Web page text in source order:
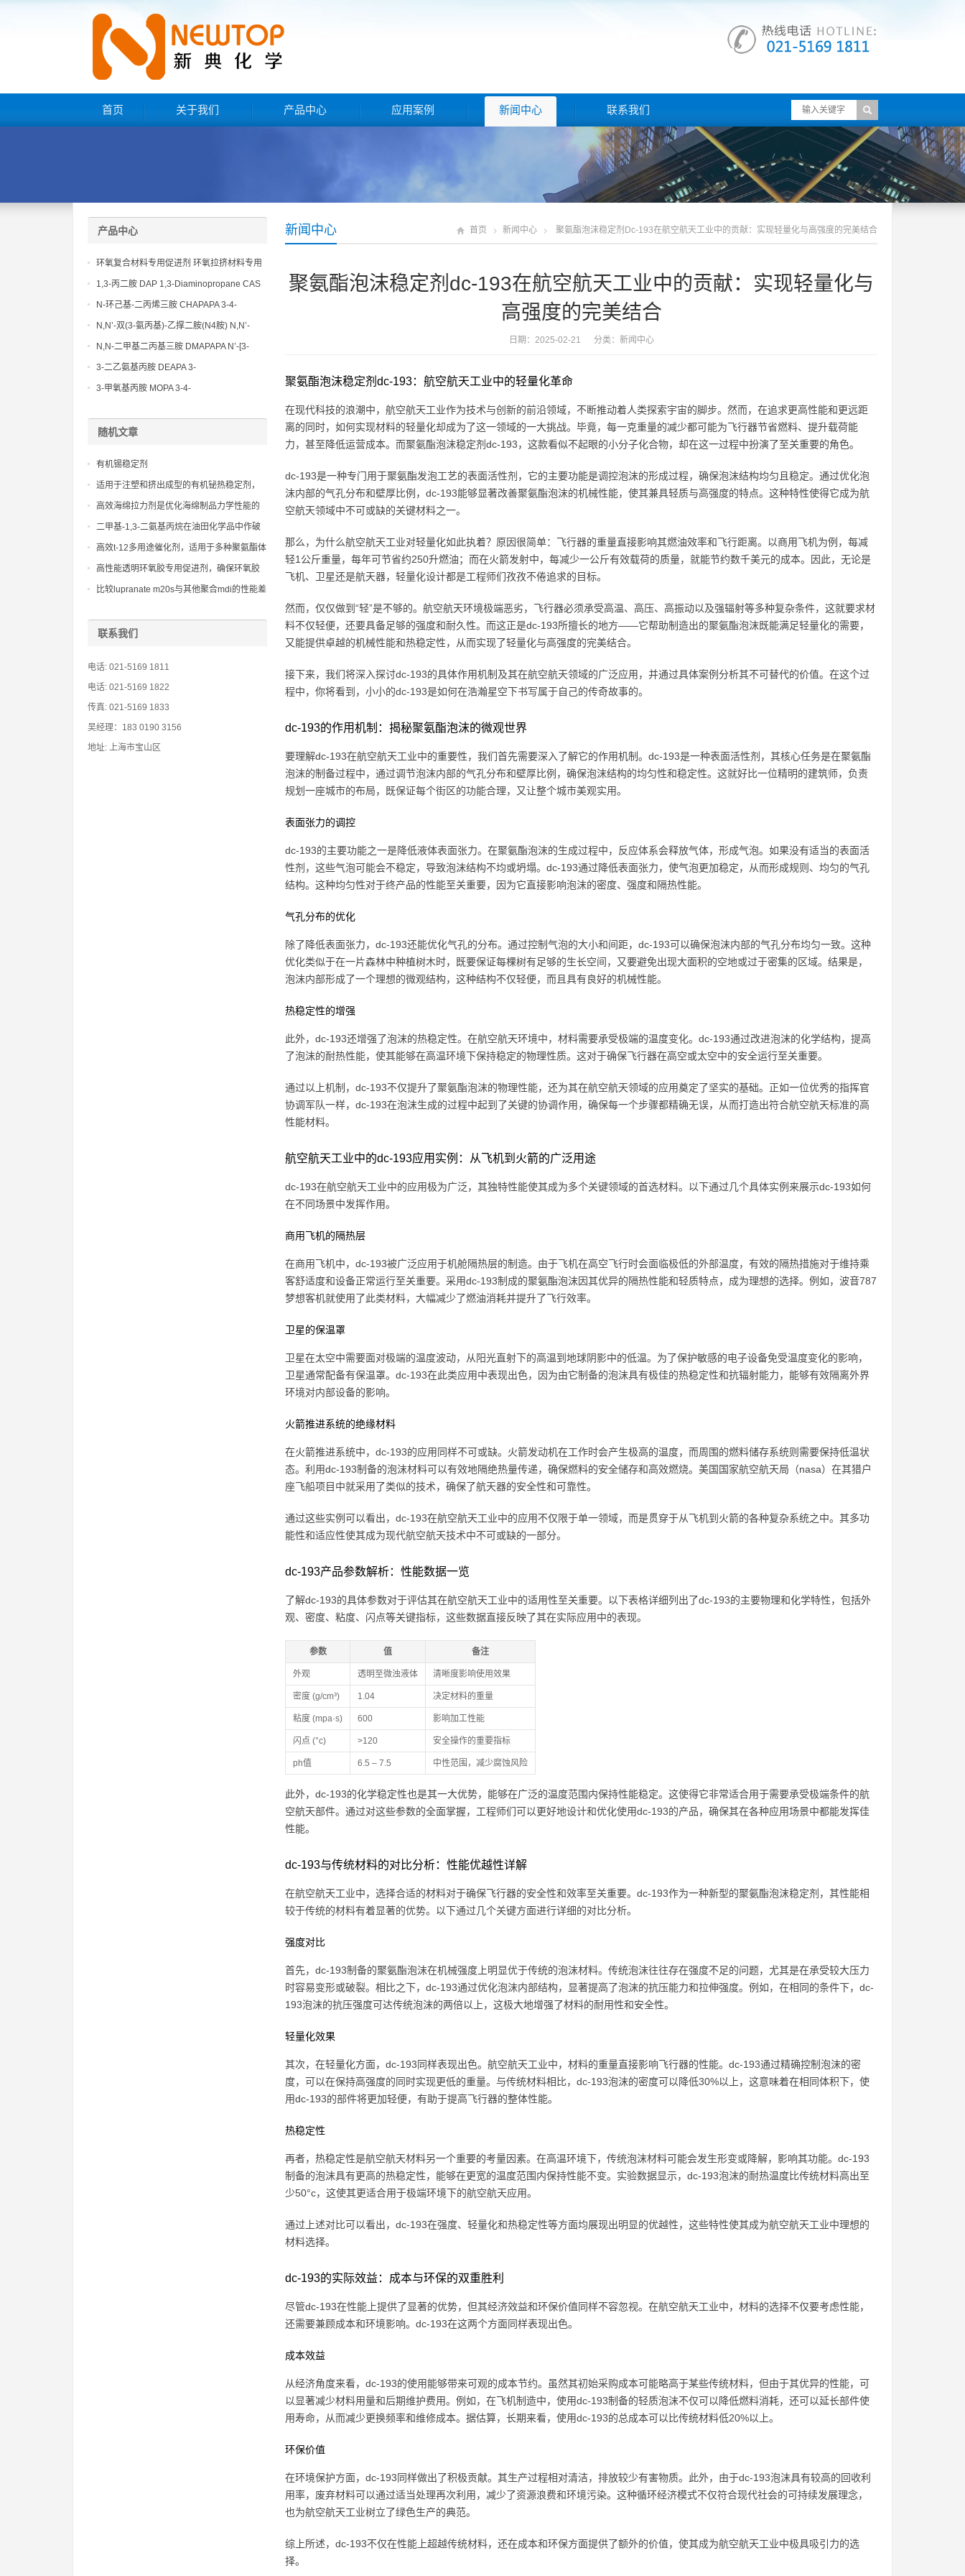
首页 关于我们 产品中心 应用案例 新闻中心 联系我们
新闻中心 首页 新闻中心 聚氨酯泡沫稳定剂dc-193在航空航天工业中的贡献：实现轻量化与高强度的完美结合
聚氨酯泡沫稳定剂dc-193在航空航天工业中的贡献：实现轻量化与
高强度的完美结合
日期：2025-02-21 分类： 新闻中心
聚氨酯泡沫稳定剂dc-193：航空航天工业中的轻量化革命
在现代科技的浪潮中，航空航天工业作为技术与创新的前沿领域，不断推动着人类探索宇宙的脚步。然而，在追求更高性能和更远距
离的同时，如何实现材料的轻量化却成为了这一领域的一大挑战。毕竟，每一克重量的减少都可能为飞行器节省燃料、提升载荷能
力，甚至降低运营成本。而聚氨酯泡沫稳定剂dc-193，这款看似不起眼的小分子化合物，却在这一过程中扮演了至关重要的角色。
dc-193是一种专门用于聚氨酯发泡工艺的表面活性剂，它的主要功能是调控泡沫的形成过程，确保泡沫结构均匀且稳定。通过优化泡
沫内部的气孔分布和壁厚比例，dc-193能够显著改善聚氨酯泡沫的机械性能，使其兼具轻质与高强度的特点。这种特性使得它成为航
空航天领域中不可或缺的关键材料之一。
那么，为什么航空航天工业对轻量化如此执着？原因很简单：飞行器的重量直接影响其燃油效率和飞行距离。以商用飞机为例，每减
轻1公斤重量，每年可节省约250升燃油；而在火箭发射中，每减少一公斤有效载荷的质量，就能节约数千美元的成本。因此，无论是
飞机、卫星还是航天器，轻量化设计都是工程师们孜孜不倦追求的目标。
然而，仅仅做到“轻”是不够的。航空航天环境极端恶劣，飞行器必须承受高温、高压、高振动以及强辐射等多种复杂条件，这就要求材
料不仅轻便，还要具备足够的强度和耐久性。而这正是dc-193所擅长的地方——它帮助制造出的聚氨酯泡沫既能满足轻量化的需要，
又能提供卓越的机械性能和热稳定性，从而实现了轻量化与高强度的完美结合。
接下来，我们将深入探讨dc-193的具体作用机制及其在航空航天领域的广泛应用，并通过具体案例分析其不可替代的价值。在这个过
程中，你将看到，小小的dc-193是如何在浩瀚星空下书写属于自己的传奇故事的。
dc-193的作用机制：揭秘聚氨酯泡沫的微观世界
要理解dc-193在航空航天工业中的重要性，我们首先需要深入了解它的作用机制。dc-193是一种表面活性剂，其核心任务是在聚氨酯
泡沫的制备过程中，通过调节泡沫内部的气孔分布和壁厚比例，确保泡沫结构的均匀性和稳定性。这就好比一位精明的建筑师，负责
规划一座城市的布局，既保证每个街区的功能合理，又让整个城市美观实用。
表面张力的调控
dc-193的主要功能之一是降低液体表面张力。在聚氨酯泡沫的生成过程中，反应体系会释放气体，形成气泡。如果没有适当的表面活
性剂，这些气泡可能会不稳定，导致泡沫结构不均或坍塌。dc-193通过降低表面张力，使气泡更加稳定，从而形成规则、均匀的气孔
结构。这种均匀性对于终产品的性能至关重要，因为它直接影响泡沫的密度、强度和隔热性能。
气孔分布的优化
除了降低表面张力，dc-193还能优化气孔的分布。通过控制气泡的大小和间距，dc-193可以确保泡沫内部的气孔分布均匀一致。这种
优化类似于在一片森林中种植树木时，既要保证每棵树有足够的生长空间，又要避免出现大面积的空地或过于密集的区域。结果是，
泡沫内部形成了一个理想的微观结构，这种结构不仅轻便，而且具有良好的机械性能。
热稳定性的增强
此外，dc-193还增强了泡沫的热稳定性。在航空航天环境中，材料需要承受极端的温度变化。dc-193通过改进泡沫的化学结构，提高
了泡沫的耐热性能，使其能够在高温环境下保持稳定的物理性质。这对于确保飞行器在高空或太空中的安全运行至关重要。
通过以上机制，dc-193不仅提升了聚氨酯泡沫的物理性能，还为其在航空航天领域的应用奠定了坚实的基础。正如一位优秀的指挥官
协调军队一样，dc-193在泡沫生成的过程中起到了关键的协调作用，确保每一个步骤都精确无误，从而打造出符合航空航天标准的高
性能材料。
航空航天工业中的dc-193应用实例：从飞机到火箭的广泛用途
dc-193在航空航天工业中的应用极为广泛，其独特性能使其成为多个关键领域的首选材料。以下通过几个具体实例来展示dc-193如何
在不同场景中发挥作用。
商用飞机的隔热层
在商用飞机中，dc-193被广泛应用于机舱隔热层的制造。由于飞机在高空飞行时会面临极低的外部温度，有效的隔热措施对于维持乘
客舒适度和设备正常运行至关重要。采用dc-193制成的聚氨酯泡沫因其优异的隔热性能和轻质特点，成为理想的选择。例如，波音787
梦想客机就使用了此类材料，大幅减少了燃油消耗并提升了飞行效率。
卫星的保温罩
卫星在太空中需要面对极端的温度波动，从阳光直射下的高温到地球阴影中的低温。为了保护敏感的电子设备免受温度变化的影响，
卫星通常配备有保温罩。dc-193在此类应用中表现出色，因为由它制备的泡沫具有极佳的热稳定性和抗辐射能力，能够有效隔离外界
环境对内部设备的影响。
火箭推进系统的绝缘材料
在火箭推进系统中，dc-193的应用同样不可或缺。火箭发动机在工作时会产生极高的温度，而周围的燃料储存系统则需要保持低温状
态。利用dc-193制备的泡沫材料可以有效地隔绝热量传递，确保燃料的安全储存和高效燃烧。美国国家航空航天局（nasa）在其猎户
座飞船项目中就采用了类似的技术，确保了航天器的安全性和可靠性。
通过这些实例可以看出，dc-193在航空航天工业中的应用不仅限于单一领域，而是贯穿于从飞机到火箭的各种复杂系统之中。其多功
能性和适应性使其成为现代航空航天技术中不可或缺的一部分。
dc-193产品参数解析：性能数据一览
了解dc-193的具体参数对于评估其在航空航天工业中的适用性至关重要。以下表格详细列出了dc-193的主要物理和化学特性，包括外
观、密度、粘度、闪点等关键指标，这些数据直接反映了其在实际应用中的表现。
参数 值 备注
外观 透明至微浊液体 清晰度影响使用效果
密度 (g/cm³) 1.04 决定材料的重量
粘度 (mpa·s) 600 影响加工性能
闪点 (°c) >120 安全操作的重要指标
ph值 6.5 – 7.5 中性范围，减少腐蚀风险
此外，dc-193的化学稳定性也是其一大优势，能够在广泛的温度范围内保持性能稳定。这使得它非常适合用于需要承受极端条件的航
空航天部件。通过对这些参数的全面掌握，工程师们可以更好地设计和优化使用dc-193的产品，确保其在各种应用场景中都能发挥佳
性能。
dc-193与传统材料的对比分析：性能优越性详解
在航空航天工业中，选择合适的材料对于确保飞行器的安全性和效率至关重要。dc-193作为一种新型的聚氨酯泡沫稳定剂，其性能相
较于传统的材料有着显著的优势。以下通过几个关键方面进行详细的对比分析。
强度对比
首先，dc-193制备的聚氨酯泡沫在机械强度上明显优于传统的泡沫材料。传统泡沫往往存在强度不足的问题，尤其是在承受较大压力
时容易变形或破裂。相比之下，dc-193通过优化泡沫内部结构，显著提高了泡沫的抗压能力和拉伸强度。例如，在相同的条件下，dc-
193泡沫的抗压强度可达传统泡沫的两倍以上，这极大地增强了材料的耐用性和安全性。
轻量化效果
其次，在轻量化方面，dc-193同样表现出色。航空航天工业中，材料的重量直接影响飞行器的性能。dc-193通过精确控制泡沫的密
度，可以在保持高强度的同时实现更低的重量。与传统材料相比，dc-193泡沫的密度可以降低30%以上，这意味着在相同体积下，使
用dc-193的部件将更加轻便，有助于提高飞行器的整体性能。
热稳定性
再者，热稳定性是航空航天材料另一个重要的考量因素。在高温环境下，传统泡沫材料可能会发生形变或降解，影响其功能。dc-193
制备的泡沫具有更高的热稳定性，能够在更宽的温度范围内保持性能不变。实验数据显示，dc-193泡沫的耐热温度比传统材料高出至
少50°c，这使其更适合用于极端环境下的航空航天应用。
通过上述对比可以看出，dc-193在强度、轻量化和热稳定性等方面均展现出明显的优越性，这些特性使其成为航空航天工业中理想的
材料选择。
dc-193的实际效益：成本与环保的双重胜利
尽管dc-193在性能上提供了显著的优势，但其经济效益和环保价值同样不容忽视。在航空航天工业中，材料的选择不仅要考虑性能，
还需要兼顾成本和环境影响。dc-193在这两个方面同样表现出色。
成本效益
从经济角度来看，dc-193的使用能够带来可观的成本节约。虽然其初始采购成本可能略高于某些传统材料，但由于其优异的性能，可
以显著减少材料用量和后期维护费用。例如，在飞机制造中，使用dc-193制备的轻质泡沫不仅可以降低燃料消耗，还可以延长部件使
用寿命，从而减少更换频率和维修成本。据估算，长期来看，使用dc-193的总成本可以比传统材料低20%以上。
环保价值
在环境保护方面，dc-193同样做出了积极贡献。其生产过程相对清洁，排放较少有害物质。此外，由于dc-193泡沫具有较高的回收利
用率，废弃材料可以通过适当处理再次利用，减少了资源浪费和环境污染。这种循环经济模式不仅符合现代社会的可持续发展理念，
也为航空航天工业树立了绿色生产的典范。
综上所述，dc-193不仅在性能上超越传统材料，还在成本和环保方面提供了额外的价值，使其成为航空航天工业中极具吸引力的选
择。
产品中心
环氧复合材料专用促进剂 环氧拉挤材料专用
促进剂 NT EP 120
1,3-丙二胺 DAP 1,3-Diaminopropane CAS
No 109-76-2
N-环己基-二丙烯三胺 CHAPAPA 3-4-
Methoxypropylamine CAS No:5332-73-0
N,N’-双(3-氨丙基)-乙撑二胺(N4胺) N,N’-
Bis(3-aminopropyl)-ethylenediamine CAS
No10563-26-5
N,N-二甲基二丙基三胺 DMAPAPA N’-[3-
(dimethylamino)propyllpropane-1,3-
diamine CAS No10563-29-8
3-二乙氨基丙胺 DEAPA 3-
(Diethylamino)propylamine CAS No 104-
3-甲氧基丙胺 MOPA 3-4-
随机文章
有机锡稳定剂
适用于注塑和挤出成型的有机铋热稳定剂，
改善加工性能和成品质量
高效海绵拉力剂是优化海绵制品力学性能的
关键，尤其适用于对回弹性和支撑性有高要
求的应用。
二甲基-1,3-二氨基丙烷在油田化学品中作破
乳剂的应用
高效t-12多用途催化剂，适用于多种聚氨酯体
系，提供卓越的固化性能
高性能透明环氧胶专用促进剂，确保环氧胶
快速固化并保持低收缩率
比较lupranate m20s与其他聚合mdi的性能差
联系我们
电话: 021-5169 1811
电话: 021-5169 1822
传真: 021-5169 1833
吴经理：183 0190 3156
地址: 上海市宝山区